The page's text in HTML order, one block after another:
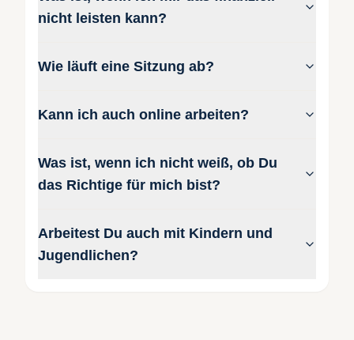
nicht leisten kann?
Wie läuft eine Sitzung ab?
Kann ich auch online arbeiten?
Was ist, wenn ich nicht weiß, ob Du
das Richtige für mich bist?
Arbeitest Du auch mit Kindern und
Jugendlichen?